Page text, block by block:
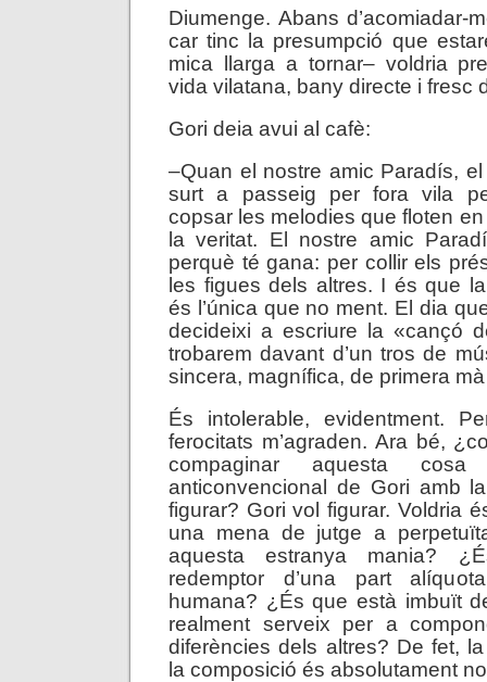
Diumenge. Abans d’acomiadar-
car tinc la presumpció que
mica llarga a tornar– voldria
vida vilatana, bany directe i fresc
Gori deia avui al cafè:
–Quan el nostre amic Paradís,
surt a passeig per fora vila
copsar les melodies que floten en
la veritat. El nostre amic
perquè té gana: per collir els
les figues dels altres. I és que
és l’única que no ment. El dia
decideixi a escriure la «cançó
trobarem davant d’un tros de
sincera, magnífica, de primera
És intolerable, evidentment.
ferocitats m’agraden. Ara bé,
compaginar aquesta
anticonvencional de Gori amb
figurar? Gori vol figurar. Voldria
una mena de jutge a
aquesta estranya mania?
redemptor d’una part
humana? ¿És que està imbuït
realment serveix per a
diferències dels altres? De fet,
la composició és absolutament